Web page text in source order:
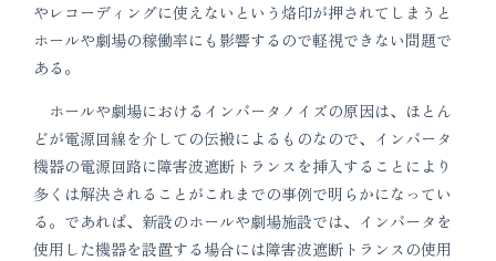
やレコーディングに使えないという烙印が押されてしまうと
ホールや劇場の稼働率にも影響するので軽視できない問題で
ある。
ホールや劇場におけるインバータノイズの原因は、ほとん
どが電源回線を介しての伝搬によるものなので、インバータ
機器の電源回路に障害波遮断トランスを挿入することにより
多くは解決されることがこれまでの事例で明らかになってい
る。であれば、新設のホールや劇場施設では、インバータを
使用した機器を設置する場合には障害波遮断トランスの使用